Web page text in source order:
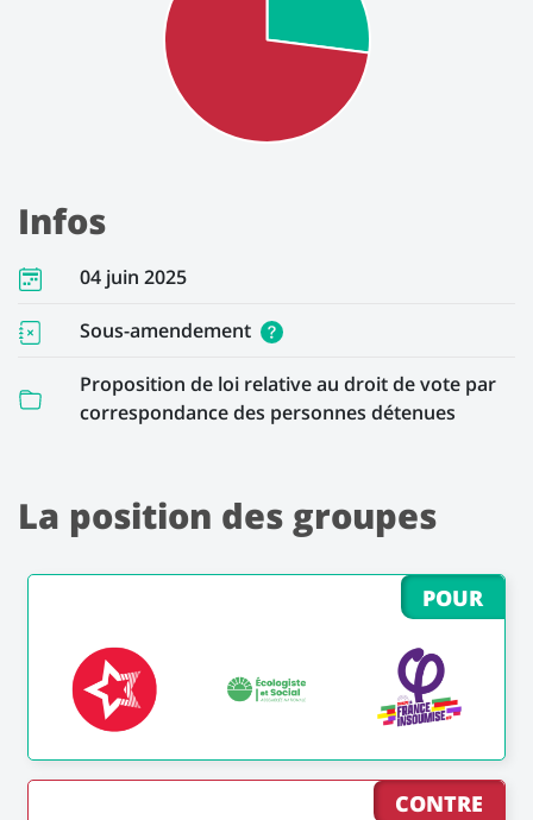
Infos
04 juin 2025
Sous-amendement
Proposition de loi relative au droit de vote par
correspondance des personnes détenues
La position des groupes
POUR
CONTRE